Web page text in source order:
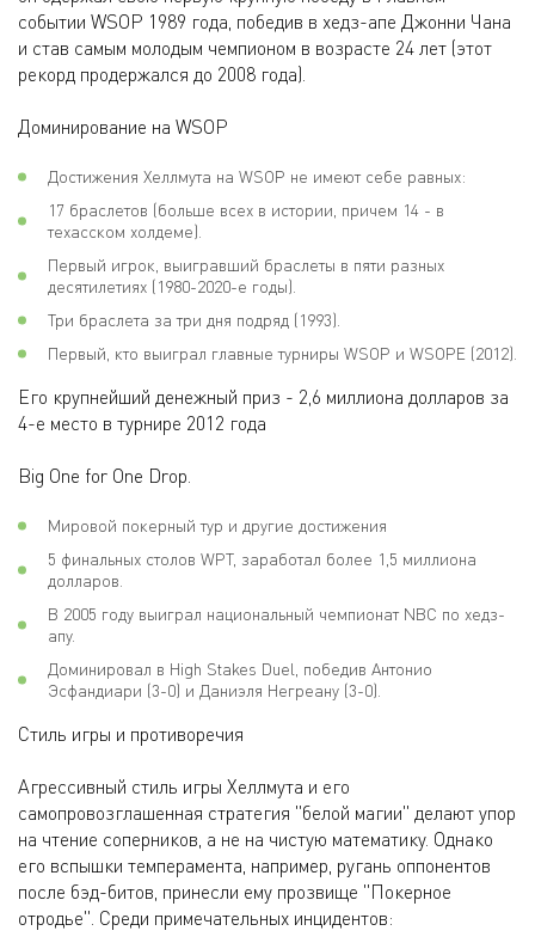
событии WSOP 1989 года, победив в хедз-апе Джонни Чана
и став самым молодым чемпионом в возрасте 24 лет (этот
рекорд продержался до 2008 года).
Доминирование на WSOP
Достижения Хеллмута на WSOP не имеют себе равных:
17 браслетов (больше всех в истории, причем 14 - в
техасском холдеме).
Первый игрок, выигравший браслеты в пяти разных
десятилетиях (1980-2020-е годы).
Три браслета за три дня подряд (1993).
Первый, кто выиграл главные турниры WSOP и WSOPE (2012).
Его крупнейший денежный приз - 2,6 миллиона долларов за
4-е место в турнире 2012 года
Big One for One Drop.
Мировой покерный тур и другие достижения
5 финальных столов WPT, заработал более 1,5 миллиона
долларов.
В 2005 году выиграл национальный чемпионат NBC по хедз-
апу.
Доминировал в High Stakes Duel, победив Антонио
Эсфандиари (3-0) и Даниэля Негреану (3-0).
Стиль игры и противоречия
Агрессивный стиль игры Хеллмута и его
самопровозглашенная стратегия "белой магии" делают упор
на чтение соперников, а не на чистую математику. Однако
его вспышки темперамента, например, ругань оппонентов
после бэд-битов, принесли ему прозвище "Покерное
отродье". Среди примечательных инцидентов: